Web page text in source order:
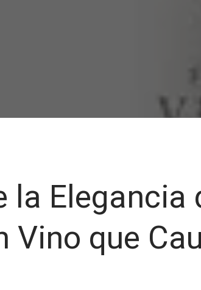
la Elegancia
Vino que